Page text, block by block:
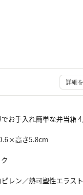
詳細
お手入れ簡単な弁当箱
高さ5.8cm
レン／熱可塑性エラス